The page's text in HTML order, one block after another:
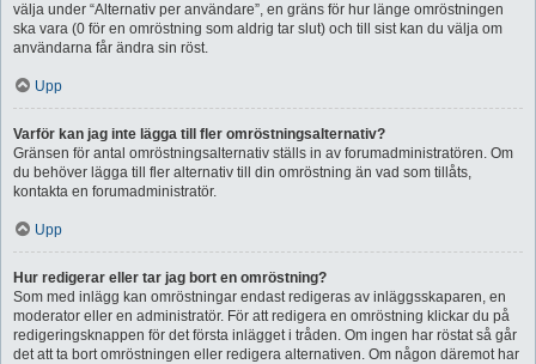
välja under “Alternativ per användare”, en gräns för hur länge omröstningen
ska vara (0 för en omröstning som aldrig tar slut) och till sist kan du välja om
användarna får ändra sin röst.
Upp
Varför kan jag inte lägga till fler omröstningsalternativ?
Gränsen för antal omröstningsalternativ ställs in av forumadministratören. Om
du behöver lägga till fler alternativ till din omröstning än vad som tillåts,
kontakta en forumadministratör.
Upp
Hur redigerar eller tar jag bort en omröstning?
Som med inlägg kan omröstningar endast redigeras av inläggsskaparen, en
moderator eller en administratör. För att redigera en omröstning klickar du på
redigeringsknappen för det första inlägget i tråden. Om ingen har röstat så går
det att ta bort omröstningen eller redigera alternativen. Om någon däremot har